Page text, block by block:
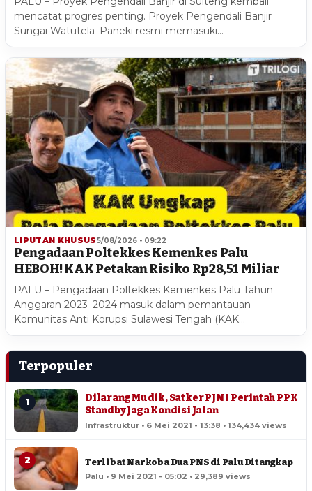
mencatat progres penting. Proyek Pengendali Banjir
Sungai Watutela–Paneki resmi memasuki…
LIPUTAN KHUSUS5/08/2026 - 09:22
Pengadaan Poltekkes Kemenkes Palu
HEBOH! KAK Petakan Risiko Rp28,51 Miliar
PALU – Pengadaan Poltekkes Kemenkes Palu Tahun
Anggaran 2023–2024 masuk dalam pemantauan
Komunitas Anti Korupsi Sulawesi Tengah (KAK…
Terpopuler
1
Dilarang Mudik, Satker PJN I Perintah PPK
Standby Jaga Kondisi Jalan
Infrastruktur • 6 Mei 2021 - 13:38 • 134,434 views
2 Terlibat Narkoba Dua PNS di Palu Ditangkap
Palu • 9 Mei 2021 - 05:02 • 29,389 views